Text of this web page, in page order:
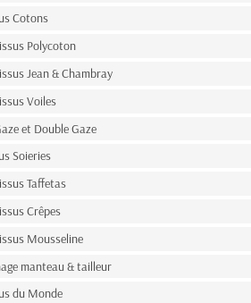
Cotons
Polycoton
Jean & Chambray
Voiles
et Double Gaze
Soieries
Taffetas
Crêpes
Mousseline
manteau & tailleur
du Monde